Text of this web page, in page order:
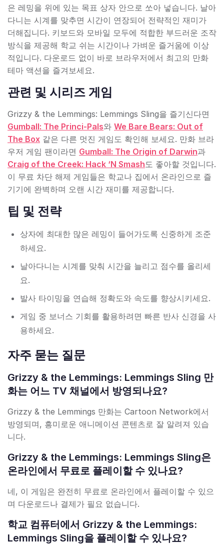
은 레밍을 위에 있는 목표 상자 안으로 쏘아 넣습니다. 날아
다니는 시계를 맞추면 시간이 연장되어 전략적인 재미가
더해집니다. 키보드와 모바일 모두에 적합한 부드러운 조작
방식을 제공해 학교 쉬는 시간이나 가벼운 즐거움에 이상
적입니다. 다운로드 없이 바로 브라우저에서 최고의 만화
테마 액션을 즐겨보세요.
관련 및 시리즈 게임
Grizzy & the Lemmings: Lemmings Sling을 즐기신다면
Gumball: The Princi-Pals와 We Bare Bears: Out of
The Box 같은 다른 멋진 게임도 확인해 보세요. 만화 브라
우저 게임 팬이라면 Gumball: The Origin of Darwin과
Craig of the Creek: Hack ‘N Smash도 좋아할 것입니다.
이 무료 차단 해제 게임들은 학교나 집에서 온라인으로 즐
기기에 완벽하며 오랜 시간 재미를 제공합니다.
팁 및 전략
상자에 최대한 많은 레밍이 들어가도록 신중하게 조준
하세요.
날아다니는 시계를 맞춰 시간을 늘리고 점수를 올리세
요.
발사 타이밍을 연습해 정확도와 속도를 향상시키세요.
게임 중 보너스 기회를 활용하려면 빠른 반사 신경을 사
용하세요.
자주 묻는 질문
Grizzy & the Lemmings: Lemmings Sling 만
화는 어느 TV 채널에서 방영되나요?
Grizzy & the Lemmings 만화는 Cartoon Network에서
방영되며, 흥미로운 애니메이션 콘텐츠로 잘 알려져 있습
니다.
Grizzy & the Lemmings: Lemmings Sling은
온라인에서 무료로 플레이할 수 있나요?
네, 이 게임은 완전히 무료로 온라인에서 플레이할 수 있으
며 다운로드나 결제가 필요 없습니다.
학교 컴퓨터에서 Grizzy & the Lemmings:
Lemmings Sling을 플레이할 수 있나요?